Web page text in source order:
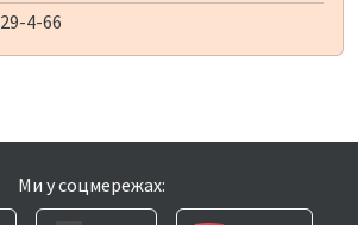
4-66
Ми у соцмережах: